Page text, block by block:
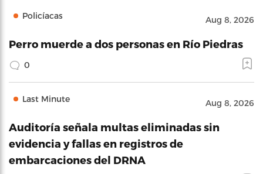
Policíacas Aug 8, 2026
Perro muerde a dos personas en Río Piedras
0
Last Minute Aug 8, 2026
Auditoría señala multas eliminadas sin
evidencia y fallas en registros de
embarcaciones del DRNA